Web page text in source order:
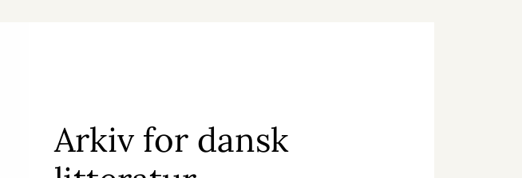
Arkiv for dansk